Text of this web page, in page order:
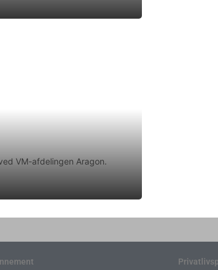
VM-afdelingen Aragon.